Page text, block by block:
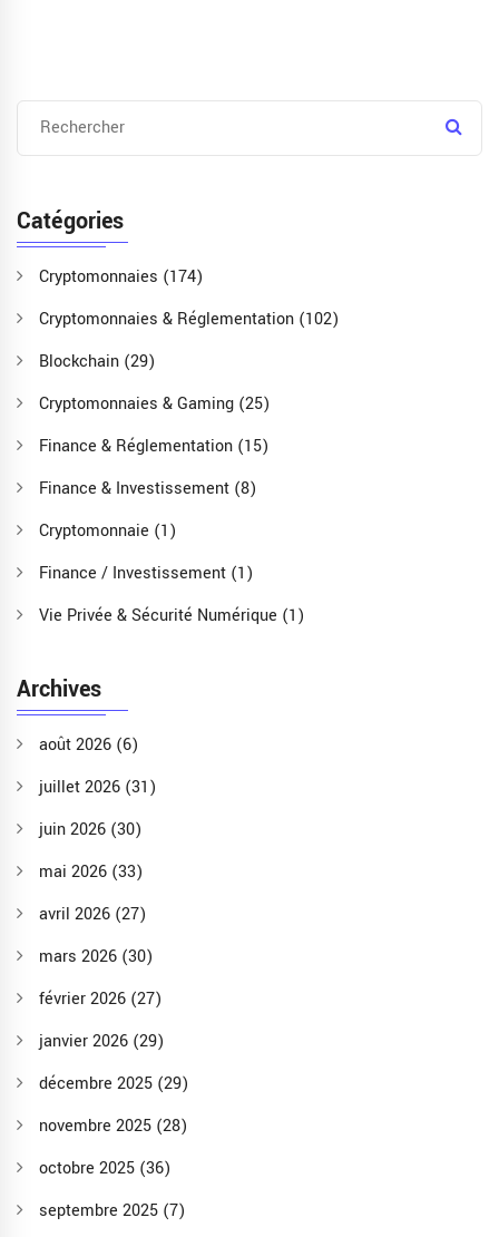
Catégories
Cryptomonnaies (174)
Cryptomonnaies & Réglementation (102)
Blockchain (29)
Cryptomonnaies & Gaming (25)
Finance & Réglementation (15)
Finance & Investissement (8)
Cryptomonnaie (1)
Finance / Investissement (1)
Vie Privée & Sécurité Numérique (1)
Archives
août 2026 (6)
juillet 2026 (31)
juin 2026 (30)
mai 2026 (33)
avril 2026 (27)
mars 2026 (30)
février 2026 (27)
janvier 2026 (29)
décembre 2025 (29)
novembre 2025 (28)
octobre 2025 (36)
septembre 2025 (7)